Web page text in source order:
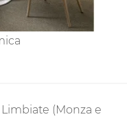
(Monza e